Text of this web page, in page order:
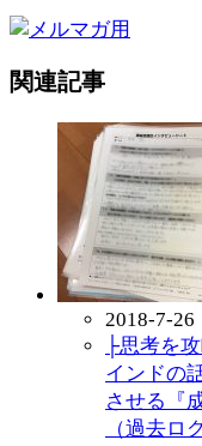
関連記事
2018-7-26
├思考を
インドの
させる『
（過去ロ